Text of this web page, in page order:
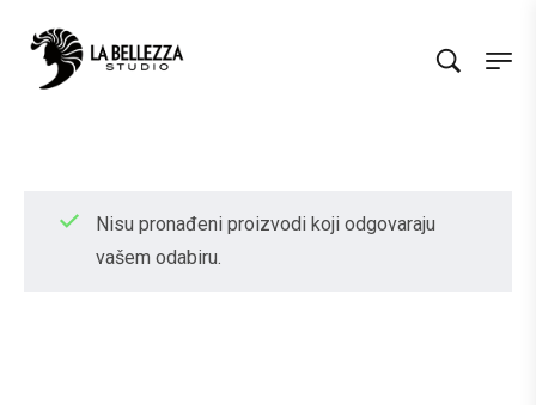
Nisu pronađeni proizvodi koji odgovaraju
vašem odabiru.